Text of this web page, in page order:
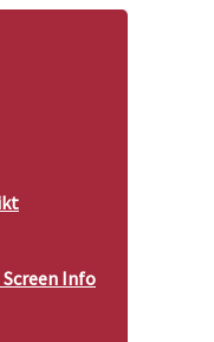
Info